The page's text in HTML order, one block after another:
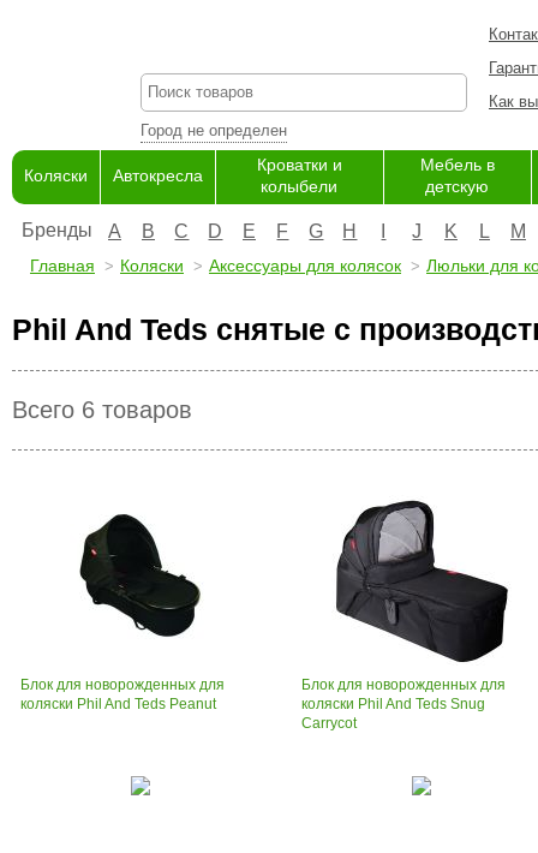
Город не определен
Как
Коляски Автокресла
Кроватки и
колыбели
Мебель в
детскую
Бренды A B C D E F G H J K L M
Главная Коляски Аксессуары для колясок Люльки для
Phil And Teds снятые с
Всего 6 товаров
Блок для новорожденных для
коляски Phil And Teds Peanut
Блок для новорожденных для
коляски Phil And Teds Snug
Carrycot